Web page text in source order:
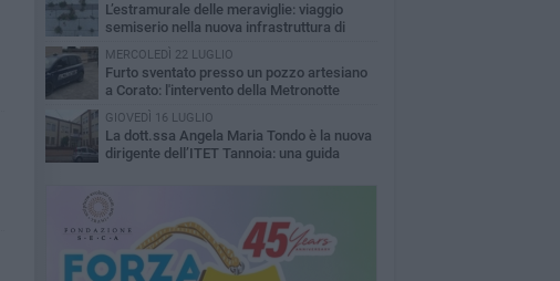
L’estramurale delle meraviglie: viaggio
semiserio nella nuova infrastruttura di
Corato
MERCOLEDÌ 22 LUGLIO
Furto sventato presso un pozzo artesiano
a Corato: l'intervento della Metronotte
GIOVEDÌ 16 LUGLIO
La dott.ssa Angela Maria Tondo è la nuova
dirigente dell’ITET Tannoia: una guida